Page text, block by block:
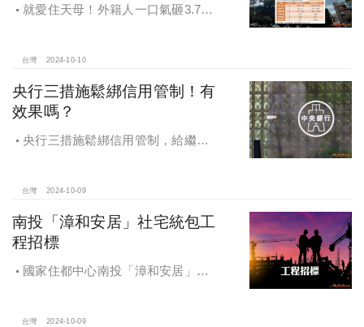
就愛住天母！外籍人一口氣砸3.78
台灣 2024-10-10
央行三措施鬆綁信用管制！有
效果嗎？
央行三措施鬆綁信用管制，給繼
台灣 2024-10-09
南投「漳和安居」社宅統包工
程招標
國家住都中心南投「漳和安居」社
台灣 2024-10-09